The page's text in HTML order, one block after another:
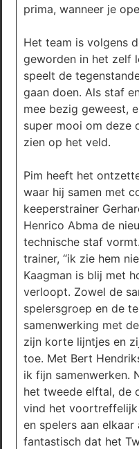
prima, wanneer je
Het team is volgens
geworden in het zelf
speelt de
gaan doen. Als staf
mee bezig geweest,
super mooi om deze
zien op het veld.
Pim heeft het
waar hij samen met
keeperstrainer
Henrico Abma de
technische staf
trainer, “ik zie hem
Kaagman is blij met
verloopt. Zowel de
spelersgroep en de
samenwerking met
zijn korte lijntjes en
toe. Met Bert
ik fijn samenwerken.
het tweede elftal, de
vind het voortreffelijk
en spelers aan
fantastisch dat het